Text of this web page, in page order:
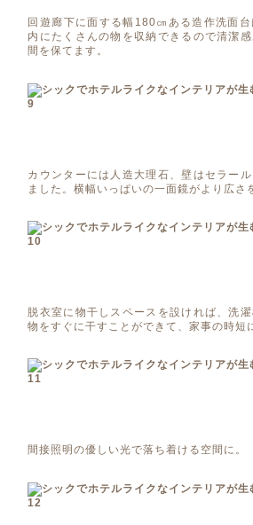
回遊廊下に面する幅180㎝ある造作洗面
内にたくさんの物を収納できるので清潔
間を保てます。
カウンターには人造大理石、壁はセラー
ました。横幅いっぱいの一面鏡がより広さ
脱衣室に物干しスペースを設ければ、洗
物をすぐに干すことができて、家事の時短
間接照明の優しい光で落ち着ける空間に。